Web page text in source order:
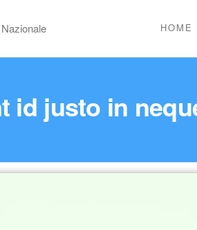
HOME
id justo in